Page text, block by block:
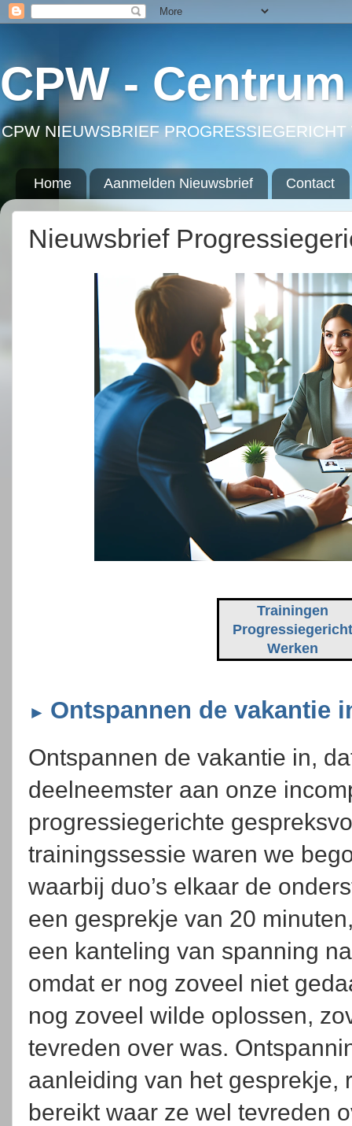
CPW -
CPW NIEUWSBRIEF
Home Aanmelden Nieuwsbrief Contact
Nieuwsbrief
Trainingen
Progressiegericht
Werken
► Ontspannen de vakantie
Ontspannen de vakantie in,
deelneemster aan onze
progressiegerichte
trainingssessie waren we
waarbij duo’s elkaar de
een gesprekje van 20
een kanteling van spanning
omdat er nog zoveel niet
nog zoveel wilde oplossen,
tevreden over was.
aanleiding van het gesprekje,
bereikt waar ze wel tevreden